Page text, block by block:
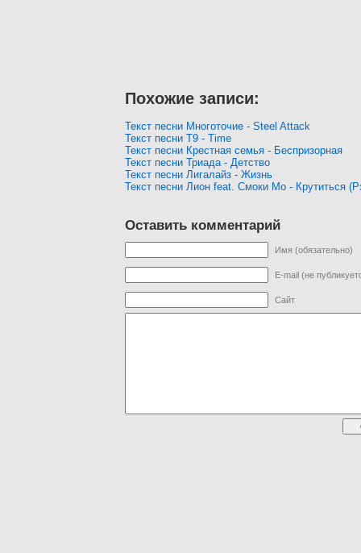
Похожие записи:
Текст песни Многоточие - Steel Attack
Текст песни Т9 - Time
Текст песни Крестная семья - Беспризорная
Текст песни Триада - Детство
Текст песни Лигалайз - Жизнь
Текст песни Лион feat. Смоки Мо - Крутиться
Оставить комментарий
Имя (обязательно)
E-mail (не
Сайт